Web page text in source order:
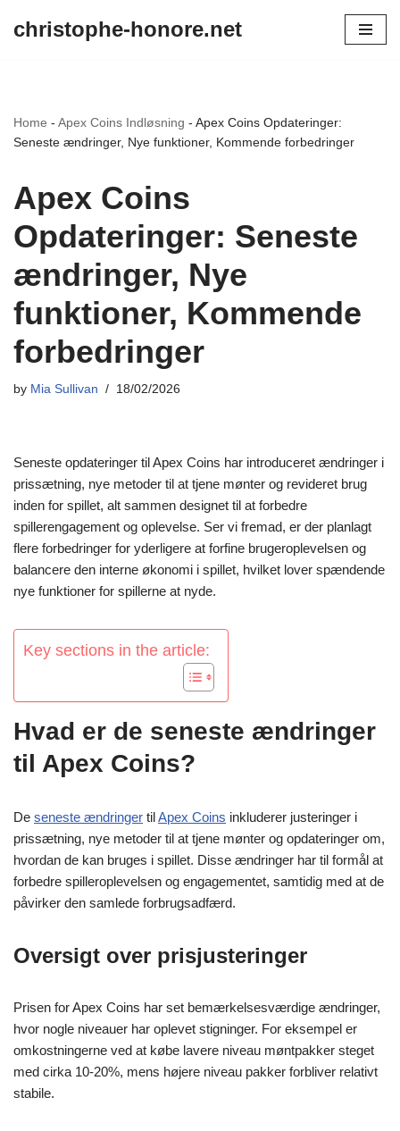
christophe-honore.net
Home - Apex Coins Indløsning - Apex Coins Opdateringer:
Seneste ændringer, Nye funktioner, Kommende forbedringer
Apex Coins
Opdateringer: Seneste
ændringer, Nye
funktioner, Kommende
forbedringer
by Mia Sullivan 18/02/2026
Seneste opdateringer til Apex Coins har introduceret ændringer i
prissætning, nye metoder til at tjene mønter og revideret brug
inden for spillet, alt sammen designet til at forbedre
spillerengagement og oplevelse. Ser vi fremad, er der planlagt
flere forbedringer for yderligere at forfine brugeroplevelsen og
balancere den interne økonomi i spillet, hvilket lover spændende
nye funktioner for spillerne at nyde.
Key sections in the article:
Hvad er de seneste ændringer
til Apex Coins?
De seneste ændringer tilApex Coins inkluderer justeringer i
prissætning, nye metoder til at tjene mønter og opdateringer om,
hvordan de kan bruges i spillet. Disse ændringer har til formål at
forbedre spilleroplevelsen og engagementet, samtidig med at de
påvirker den samlede forbrugsadfærd.
Oversigt over prisjusteringer
Prisen for Apex Coins har set bemærkelsesværdige ændringer,
hvor nogle niveauer har oplevet stigninger. For eksempel er
omkostningerne ved at købe lavere niveau møntpakker steget
med cirka 10-20%, mens højere niveau pakker forbliver relativt
stabile.